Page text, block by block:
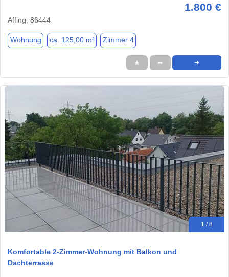
1.800 €
Affing, 86444
Wohnung ca. 125,00 m² Zimmer 4
★ ➦ ➜
1 / 8
Komfortable 2-Zimmer-Wohnung mit Balkon und
Dachterrasse